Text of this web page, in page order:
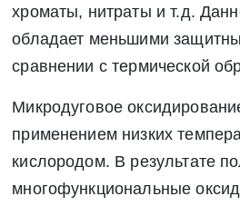
хроматы, нитраты и т.д.
обладает меньшими
сравнении с термической
Микродуговое
применением низких
кислородом. В результате
многофункциональные
Нажимая на кнопку «Отправить
на обработку своих персональных
статьей 9 Федерального закона от
«О персональных данных», а